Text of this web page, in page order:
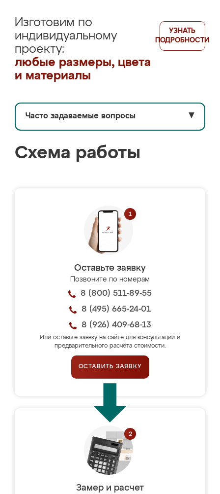
Изготовим по
индивидуальному
проекту:
любые размеры, цвета
и материалы
УЗНАТЬ
ПОДРОБНОСТИ
Часто задаваемые вопросы ▼
Схема работы
Оставьте заявку
Позвоните по номерам
8 (800) 511-89-55
8 (495) 665-24-01
8 (926) 409-68-13
Или оставьте заявку на сайте для консультации и
предварительного расчёта стоимости.
ОСТАВИТЬ ЗАЯВКУ
Замер и расчет